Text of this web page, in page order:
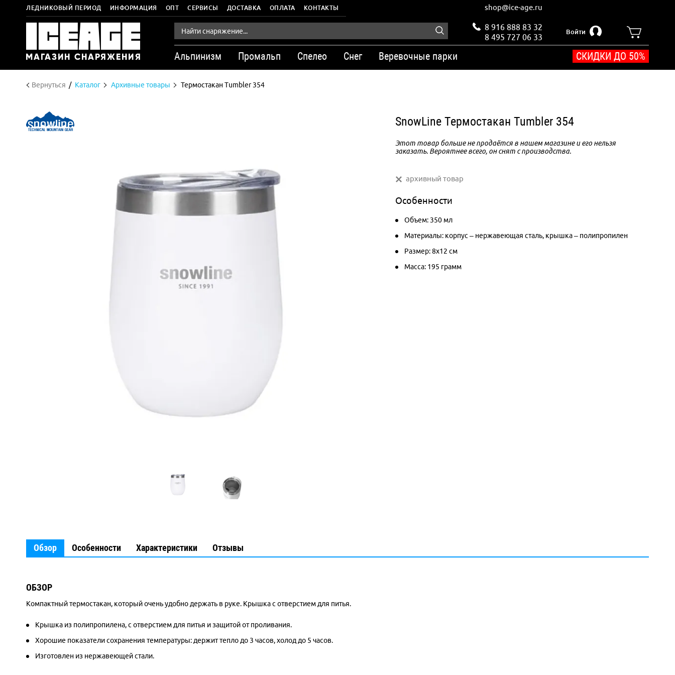
ЛЕДНИКОВЫЙ ПЕРИОД ИНФОРМАЦИЯ ОПТ СЕРВИСЫ ДОСТАВКА ОПЛАТА КОНТАКТЫ shop@ice-age.ru
8 916 888 83 32
8 495 727 06 33
Войти
Альпинизм Промальп Спелео Снег Веревочные парки СКИДКИ ДО 50%
Вернуться Каталог Архивные товары Термостакан Tumbler 354
SnowLine Термостакан Tumbler 354
Этот товар больше не продаётся в нашем магазине и его нельзя
заказать. Вероятнее всего, он снят с производства.
архивный товар
Особенности
Объем: 350 мл
Материалы: корпус – нержавеющая сталь, крышка – полипропилен
Размер: 8х12 см
Масса: 195 грамм
Обзор Особенности Характеристики Отзывы
ОБЗОР
Компактный термостакан, который очень удобно держать в руке. Крышка с отверстием для питья.
Крышка из полипропилена, с отверстием для питья и защитой от проливания.
Хорошие показатели сохранения температуры: держит тепло до 3 часов, холод до 5 часов.
Изготовлен из нержавеющей стали.